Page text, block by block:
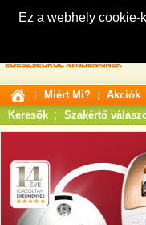
Ez a webhely
Miért Mi? Akciók
Keresők
Szakértő